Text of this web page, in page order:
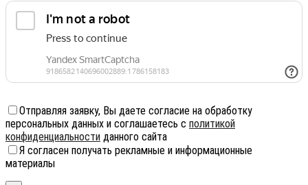
Отправляя заявку, Вы даете согласие на обработку
персональных данных и соглашаетесь с политикой
конфиденциальности данного сайта
Я согласен получать рекламные и информационные
материалы